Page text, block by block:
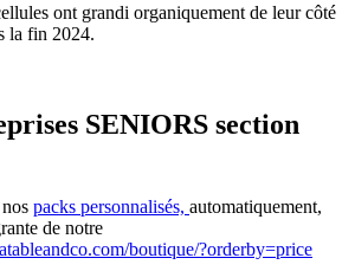
ont grandi organiquement de leur côté
la fin 2024.
SENIORS section
packs personnalisés, automatiquement,
de notre
boutique/?orderby=price